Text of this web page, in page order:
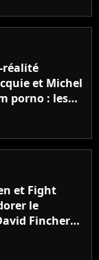
réalité
et Michel
porno : les
tournage
et Fight
le
Fincher